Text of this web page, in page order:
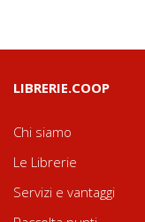
LIBRERIE.COOP
Chi siamo
Le Librerie
Servizi e vantaggi